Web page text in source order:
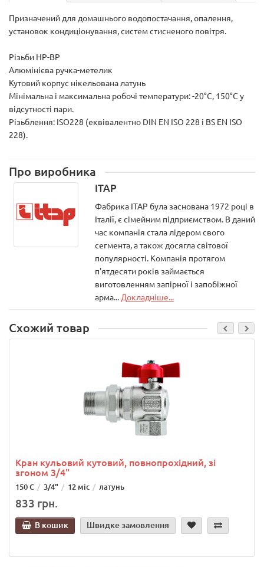
Призначений для домашнього водопостачання, опалення,
установок кондиціонування, систем стисненого повітря.
Різьби НР-ВР
Алюмінієва ручка-метелик
Кутовий корпус нікельована латунь
Мінімальна і максимальна робочі температури: -20°C, 150°C у
відсутності пари.
Різьблення: ISO228 (еквівалентно DIN EN ISO 228 і BS EN ISO
228).
Про виробника
ITAP
Фабрика ITAP була заснована 1972 році в
Італії, є сімейним підприємством. В даний
час компанія стала лідером свого
сегмента, а також досягла світової
популярності. Компанія протягом
п'ятдесяти років займається
виготовленням запірної і запобіжної
арма... Докладніше...
Схожий товар
Кран кульовий кутовий, повнопрохідний, зі
згоном 3/4"
150 С 3/4" 12 міс латунь
833 грн.
В кошик Швидке замовлення